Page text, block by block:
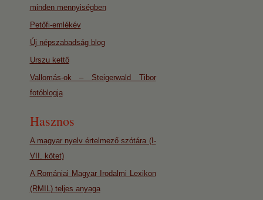
minden mennyiségben
Petőfi-emlékév
Új népszabadság blog
Urszu kettő
Vallomás-ok – Steigerwald Tibor
fotóblogja
Hasznos
A magyar nyelv értelmező szótára (I-
VII. kötet)
A Romániai Magyar Irodalmi Lexikon
(RMIL) teljes anyaga